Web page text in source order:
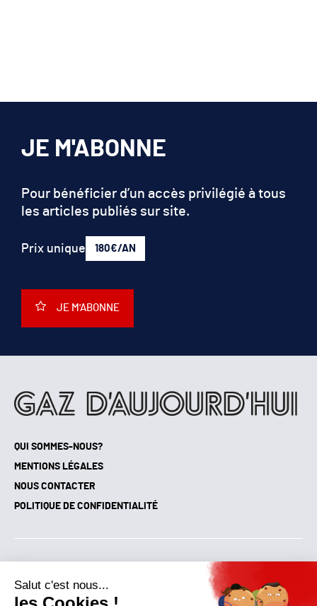
QUI SOMMES-NOUS?
MENTIONS LÉGALES
NOUS CONTACTER
POLITIQUE DE CONFIDENTIALITÉ
JE M'ABONNE
Pour bénéficier d’un accès privilégié à tous
les articles publiés sur site.
Prix unique 180€/AN
JE M'ABONNE